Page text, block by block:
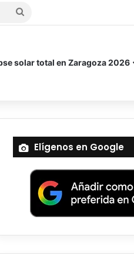
Buscar
solar total en Zaragoza 2026
Elígenos en Google